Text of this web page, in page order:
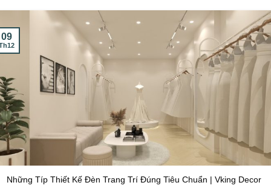
Những Típ Thiết Kế Đèn Trang Trí Đúng Tiêu Chuẩn | Vking Decor
09